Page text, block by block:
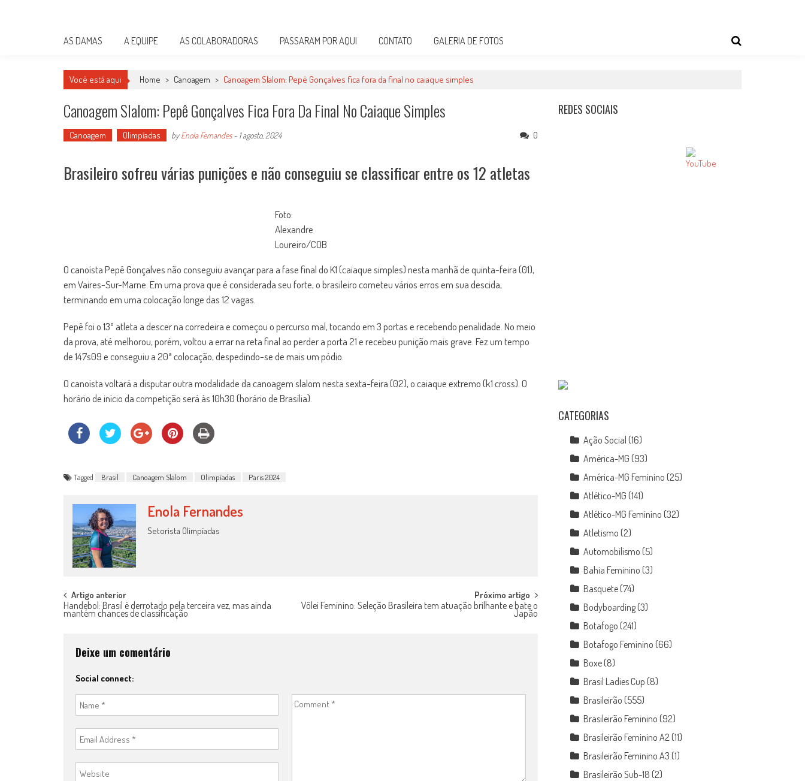
AS DAMAS A EQUIPE AS COLABORADORAS PASSARAM POR AQUI CONTATO GALERIA DE FOTOS
Você está aqui Home > Canoagem > Canoagem Slalom: Pepê Gonçalves fica fora da final no caiaque simples
Canoagem Slalom: Pepê Gonçalves Fica Fora Da Final No Caiaque Simples
Canoagem Olimpíadas byEnola Fernandes- 1 agosto, 2024 0
Brasileiro sofreu várias punições e não conseguiu se classificar entre os 12 atletas
Foto:
Alexandre
Loureiro/COB
O canoísta Pepê Gonçalves não conseguiu avançar para a fase final do K1 (caiaque simples) nesta manhã de quinta-feira (01),
em Vaires-Sur-Marne. Em uma prova que é considerada seu forte, o brasileiro cometeu vários erros em sua descida,
terminando em uma colocação longe das 12 vagas.
Pepê foi o 13º atleta a descer na corredeira e começou o percurso mal, tocando em 3 portas e recebendo penalidade. No meio
da prova, até melhorou, porém, voltou a errar na reta final ao perder a porta 21 e recebeu punição mais grave. Fez um tempo
de 147s09 e conseguiu a 20ª colocação, despedindo-se de mais um pódio.
O canoísta voltará a disputar outra modalidade da canoagem slalom nesta sexta-feira (02), o caiaque extremo (k1 cross). O
horário de início da competição será às 10h30 (horário de Brasília).
Tagged Brasil Canoagem Slalom Olimpíadas Paris 2024
Enola Fernandes
Setorista Olimpíadas
Post
navigation
Artigo anterior
Handebol: Brasil é derrotado pela terceira vez, mas ainda
mantém chances de classificação
Próximo artigo
Vôlei Feminino: Seleção Brasileira tem atuação brilhante e bate o
Japão
Deixe um comentário
Social connect:
REDES SOCIAIS
CATEGORIAS
Ação Social (16)
América-MG (93)
América-MG Feminino (25)
Atlético-MG (141)
Atlético-MG Feminino (32)
Atletismo (2)
Automobilismo (5)
Bahia Feminino (3)
Basquete (74)
Bodyboarding (3)
Botafogo (241)
Botafogo Feminino (66)
Boxe (8)
Brasil Ladies Cup (8)
Brasileirão (555)
Brasileirão Feminino (92)
Brasileirão Feminino A2 (11)
Brasileirão Feminino A3 (1)
Brasileirão Sub-18 (2)